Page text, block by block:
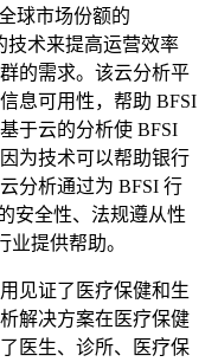
球市场份额的
技术来提高运营效率
的需求。该云分析平
息可用性，帮助 BFSI
于云的分析使 BFSI
为技术可以帮助银行
分析通过为 BFSI 行
安全性、法规遵从性
提供帮助。
见证了医疗保健和生
解决方案在医疗保健
医生、诊所、医疗保